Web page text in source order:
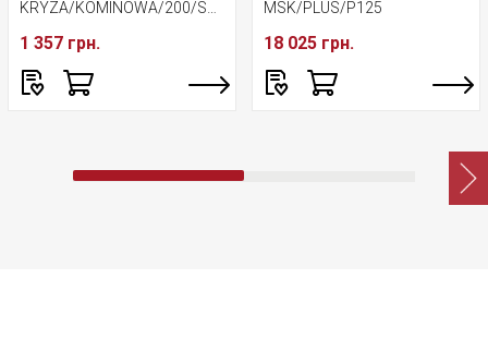
1 357 грн.
MSK/PLUS/P125
18 025 грн.